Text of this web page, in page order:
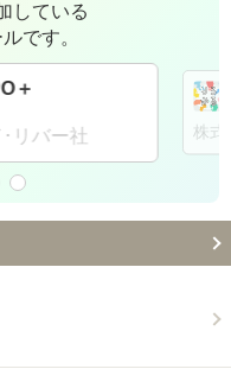
している
です。
＋
リバー社 株式